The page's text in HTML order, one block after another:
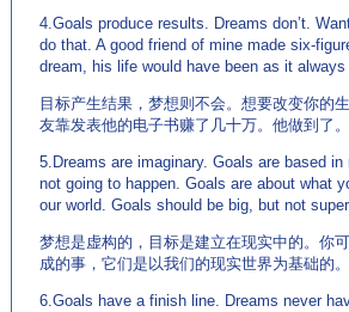
4.Goals produce results. Dreams don’t.
do that. A good friend of mine made six-
dream, his life would have been as it always
目标产生结果，梦想则不会。想要改变你的
友靠发表他的电子书赚了几十万。他做到了
5.Dreams are imaginary. Goals are based
not going to happen. Goals are about what
our world. Goals should be big, but not
梦想是虚构的，目标是建立在现实中的。你
成的事，它们是以我们的现实世界为基础的
6.Goals have a finish line. Dreams never